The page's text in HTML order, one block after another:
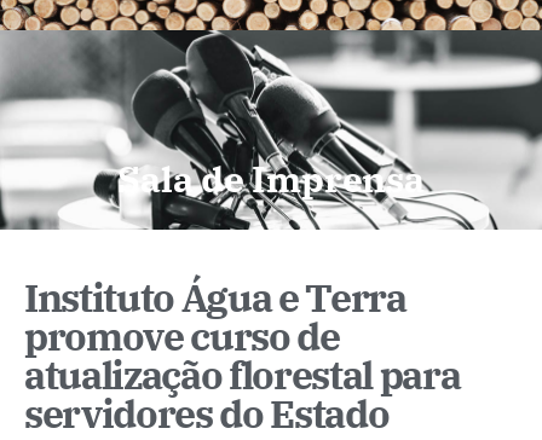
Sala de Imprensa
Instituto Água e Terra
promove curso de
atualização florestal para
servidores do Estado